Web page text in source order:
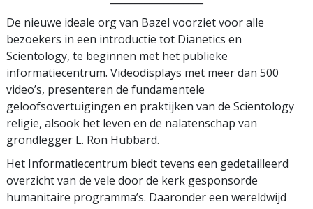
De nieuwe ideale org van Bazel voorziet voor alle
bezoekers in een introductie tot Dianetics en
Scientology, te beginnen met het publieke
informatiecentrum. Videodisplays met meer dan 500
video’s, presenteren de fundamentele
geloofsovertuigingen en praktijken van de Scientology
religie, alsook het leven en de nalatenschap van
grondlegger L. Ron Hubbard.
Het Informatiecentrum biedt tevens een gedetailleerd
overzicht van de vele door de kerk gesponsorde
humanitaire programma’s. Daaronder een wereldwijd